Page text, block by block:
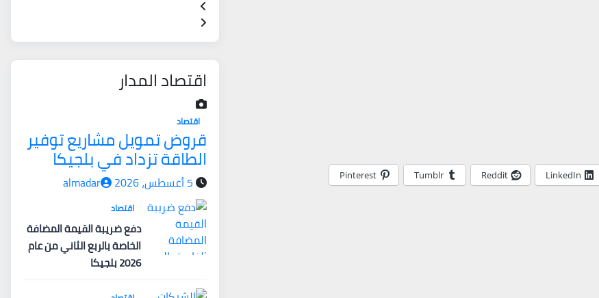
LinkedIn
Reddit
Tumblr
Pinterest
اقتصاد المدار
اقتصاد
قروض تمويل مشاريع توفير
الطاقة تزداد في بلجيكا
5 أغسطس، 2026 almadar
اقتصاد
دفع ضريبة القيمة المضافة
الخاصة بالربع الثاني من عام
2026 بلجيكا